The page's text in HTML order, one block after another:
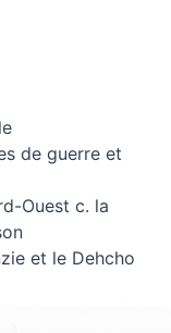
de guerre et
Ouest c. la
et le Dehcho